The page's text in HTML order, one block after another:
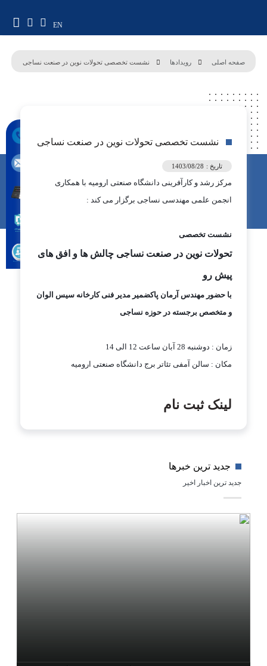
EN
صفحه اصلی رویدادها نشست تخصصی تحولات نوین در صنعت نساجی
نشست تخصصی تحولات نوین در صنعت نساجی
تاریخ : 1403/08/28
مرکز رشد و کارآفرینی دانشگاه صنعتی ارومیه با همکاری
انجمن علمی مهندسی نساجی برگزار می کند :
نشست تخصصی
تحولات نوین در صنعت نساجی چالش ها و افق های
پیش رو
با حضور مهندس آرمان پاکضمیر مدیر فنی کارخانه سیس الوان
و متخصص برجسته در حوزه نساجی
زمان : دوشنبه 28 آبان ساعت 12 الی 14
مکان : سالن آمفی تئاتر برج دانشگاه صنعتی ارومیه
لینک ثبت نام
جدید ترین خبرها
جدید ترین اخبار اخیر